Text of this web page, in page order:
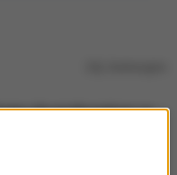
do prokuratury w
gdzie usłyszał